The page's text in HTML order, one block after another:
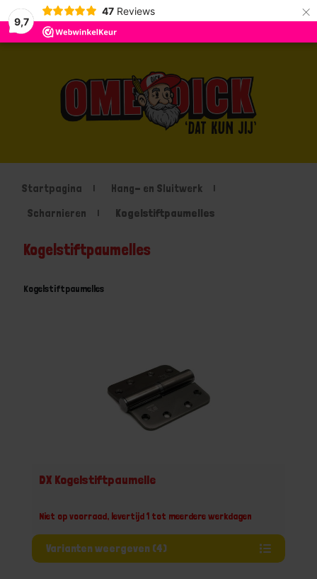
9,7
47 Reviews ×
Startpagina
Hang- en Sluitwerk
Scharnieren
Kogelstiftpaumelles
Kogelstiftpaumelles
Kogelstiftpaumelles
DX Kogelstiftpaumelle
Niet op voorraad, levertijd 1 tot meerdere werkdagen
Varianten weergeven (4)